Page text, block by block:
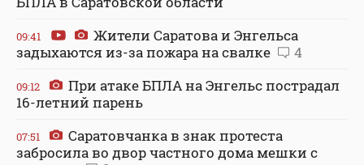
09:41
Жители Саратова и Энгельса
задыхаются из-за пожара на свалке
4
09:12
При атаке БПЛА на Энгельс пострадал
16-летний парень
07:51
Саратовчанка в знак протеста
забросила во двор частного дома мешки с